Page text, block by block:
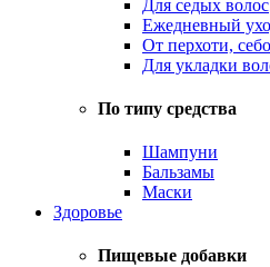
Для седых волос
Ежедневный
От перхоти,
Для укладки
По типу средства
Шампуни
Бальзамы
Маски
Здоровье
Пищевые добавки